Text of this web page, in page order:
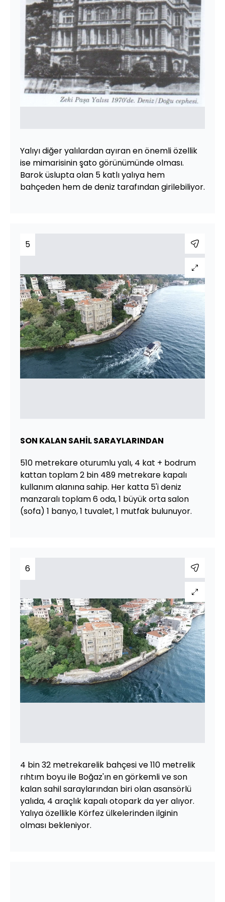
Yalıyı diğer yalılardan ayıran en önemli özellik
ise mimarisinin şato görünümünde olması.
Barok üslupta olan 5 katlı yalıya hem
bahçeden hem de deniz tarafından girilebiliyor.
5
SON KALAN SAHİL SARAYLARINDAN
510 metrekare oturumlu yalı, 4 kat + bodrum
kattan toplam 2 bin 489 metrekare kapalı
kullanım alanına sahip. Her katta 5'i deniz
manzaralı toplam 6 oda, 1 büyük orta salon
(sofa) 1 banyo, 1 tuvalet, 1 mutfak bulunuyor.
6
4 bin 32 metrekarelik bahçesi ve 110 metrelik
rıhtım boyu ile Boğaz'ın en görkemli ve son
kalan sahil saraylarından biri olan asansörlü
yalıda, 4 araçlık kapalı otopark da yer alıyor.
Yalıya özellikle Körfez ülkelerinden ilginin
olması bekleniyor.